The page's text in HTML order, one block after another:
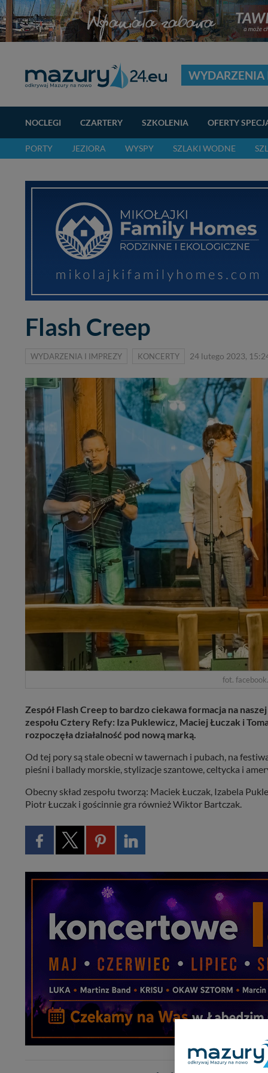
WYDARZENIA
NOCLEGI CZARTERY SZKOLENIA OFERTY
PORTY JEZIORA WYSPY SZLAKI WODNE
Flash Creep
WYDARZENIA I IMPREZY KONCERTY 24 lutego 2023,
fot.
Zespół Flash Creep to bardzo ciekawa formacja na
zespołu Cztery Refy: Iza Puklewicz, Maciej Łuczak i
rozpoczęła działalność pod nową marką.
Od tej pory są stale obecni w tawernach i pubach, na
pieśni i ballady morskie, stylizacje szantowe, celtycka i
Obecny skład zespołu tworzą: Maciek Łuczak, Izabela
Piotr Łuczak i gościnnie gra również Wiktor Bartczak.